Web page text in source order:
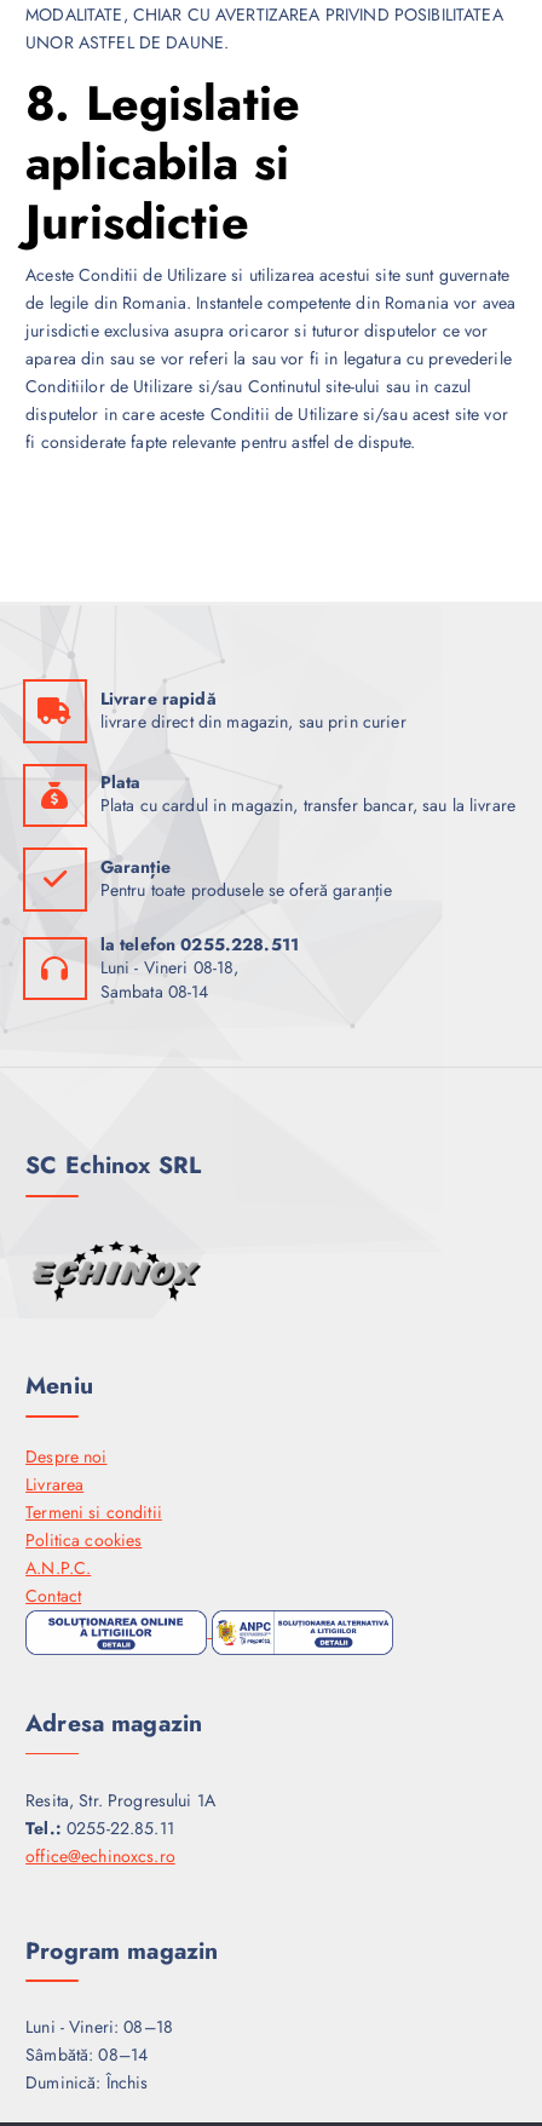
MODALITATE, CHIAR CU AVERTIZAREA PRIVIND POSIBILITATEA
UNOR ASTFEL DE DAUNE.
8. Legislatie
aplicabila si
Jurisdictie
Aceste Conditii de Utilizare si utilizarea acestui site sunt guvernate
de legile din Romania. Instantele competente din Romania vor avea
jurisdictie exclusiva asupra oricaror si tuturor disputelor ce vor
aparea din sau se vor referi la sau vor fi in legatura cu prevederile
Conditiilor de Utilizare si/sau Continutul site-ului sau in cazul
disputelor in care aceste Conditii de Utilizare si/sau acest site vor
fi considerate fapte relevante pentru astfel de dispute.
Livrare rapidă
livrare direct din magazin, sau prin curier
Plata
Plata cu cardul in magazin, transfer bancar, sau la livrare
Garanție
Pentru toate produsele se oferă garanție
la telefon 0255.228.511
Luni - Vineri 08-18,
Sambata 08-14
SC Echinox SRL
Meniu
Despre noi
Livrarea
Termeni si conditii
Politica cookies
A.N.P.C.
Contact
Adresa magazin
Resita, Str. Progresului 1A
Tel.: 0255-22.85.11
office@echinoxcs.ro
Program magazin
Luni - Vineri: 08–18
Sâmbătă: 08–14
Duminică: Închis